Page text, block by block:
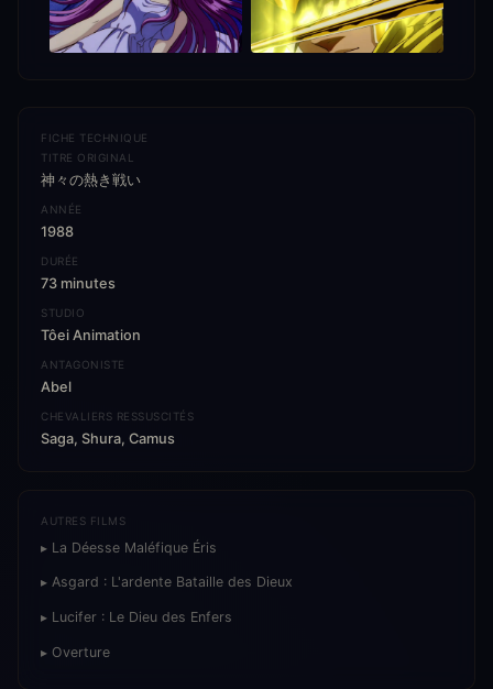
FICHE TECHNIQUE
TITRE ORIGINAL
神々の熱き戦い
ANNÉE
1988
DURÉE
73 minutes
STUDIO
Tôei Animation
ANTAGONISTE
Abel
CHEVALIERS RESSUSCITÉS
Saga, Shura, Camus
AUTRES FILMS
▸ La Déesse Maléfique Éris
▸ Asgard : L'ardente Bataille des Dieux
▸ Lucifer : Le Dieu des Enfers
▸ Overture